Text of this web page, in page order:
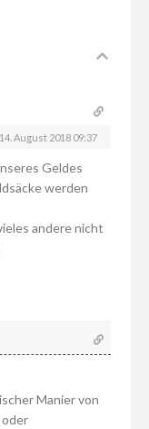
14. August 2018 09:37
Geldes
werden
andere nicht
Manier von